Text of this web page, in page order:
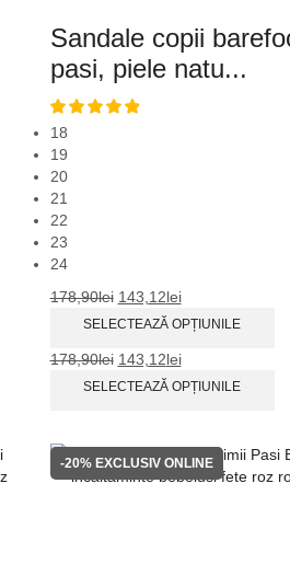
Sandale copii
pasi, piele natu...
18
19
20
21
22
23
24
178,90lei 143,12lei
SELECTEAZĂ OPȚIUNILE
178,90lei 143,12lei
SELECTEAZĂ OPȚIUNILE
-20%EXCLUSIV ONLINE